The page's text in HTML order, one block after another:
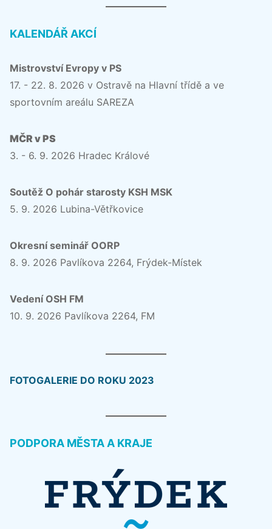
KALENDÁŘ AKCÍ
Mistrovství Evropy v PS
17. - 22. 8. 2026 v Ostravě na Hlavní třídě a ve
sportovním areálu SAREZA
MČR v PS
3. - 6. 9. 2026 Hradec Králové
Soutěž O pohár starosty KSH MSK
5. 9. 2026 Lubina-Větřkovice
Okresní seminář OORP
8. 9. 2026 Pavlíkova 2264, Frýdek-Místek
Vedení OSH FM
10. 9. 2026 Pavlíkova 2264, FM
FOTOGALERIE DO ROKU 2023
PODPORA MĚSTA A KRAJE